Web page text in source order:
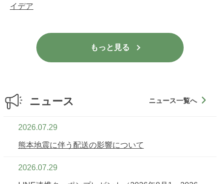
イデア
もっと見る
2026.07.29
熊本地震に伴う配送の影響について
2026.07.29